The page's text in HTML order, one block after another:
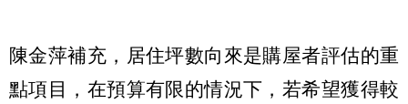
陳金萍補充，居住坪數向來是購屋者評估的重
點項目，在預算有限的情況下，若希望獲得較